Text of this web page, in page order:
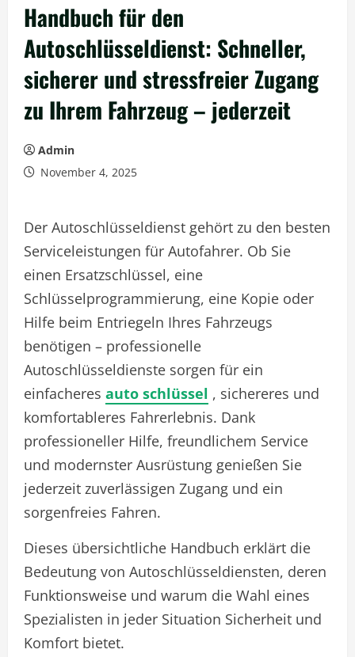
Handbuch für den
Autoschlüsseldienst: Schneller,
sicherer und stressfreier Zugang
zu Ihrem Fahrzeug – jederzeit
Admin
November 4, 2025
Der Autoschlüsseldienst gehört zu den besten
Serviceleistungen für Autofahrer. Ob Sie
einen Ersatzschlüssel, eine
Schlüsselprogrammierung, eine Kopie oder
Hilfe beim Entriegeln Ihres Fahrzeugs
benötigen – professionelle
Autoschlüsseldienste sorgen für ein
einfacheres auto schlüssel , sichereres und
komfortableres Fahrerlebnis. Dank
professioneller Hilfe, freundlichem Service
und modernster Ausrüstung genießen Sie
jederzeit zuverlässigen Zugang und ein
sorgenfreies Fahren.
Dieses übersichtliche Handbuch erklärt die
Bedeutung von Autoschlüsseldiensten, deren
Funktionsweise und warum die Wahl eines
Spezialisten in jeder Situation Sicherheit und
Komfort bietet.